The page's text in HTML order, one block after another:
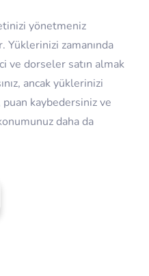
yönetmeniz
Yüklerinizi zamanında
ve dorseler satın almak
ancak yüklerinizi
kaybedersiniz ve
daha da